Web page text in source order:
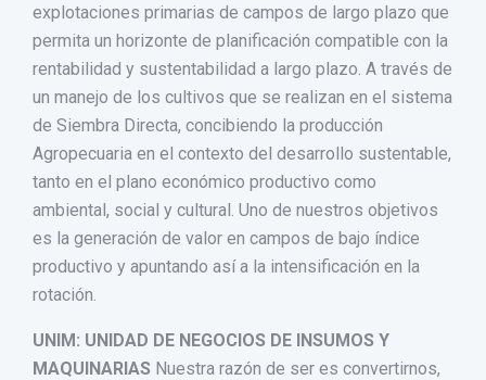
explotaciones primarias de campos de largo plazo que
permita un horizonte de planificación compatible con la
rentabilidad y sustentabilidad a largo plazo. A través de
un manejo de los cultivos que se realizan en el sistema
de Siembra Directa, concibiendo la producción
Agropecuaria en el contexto del desarrollo sustentable,
tanto en el plano económico productivo como
ambiental, social y cultural. Uno de nuestros objetivos
es la generación de valor en campos de bajo índice
productivo y apuntando así a la intensificación en la
rotación.
UNIM: UNIDAD DE NEGOCIOS DE INSUMOS Y
MAQUINARIAS Nuestra razón de ser es convertirnos,